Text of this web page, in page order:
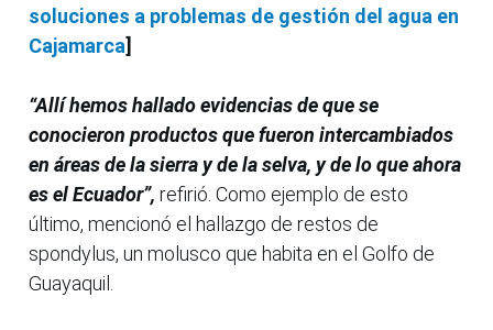
soluciones a problemas de gestión del agua en
Cajamarca]
“Allí hemos hallado evidencias de que se
conocieron productos que fueron intercambiados
en áreas de la sierra y de la selva, y de lo que ahora
es el Ecuador”, refirió. Como ejemplo de esto
último, mencionó el hallazgo de restos de
spondylus, un molusco que habita en el Golfo de
Guayaquil.